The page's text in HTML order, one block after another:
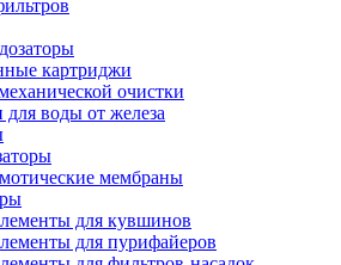
картриджи
очистки
воды от железа
мембраны
для кувшинов
для пурифайеров